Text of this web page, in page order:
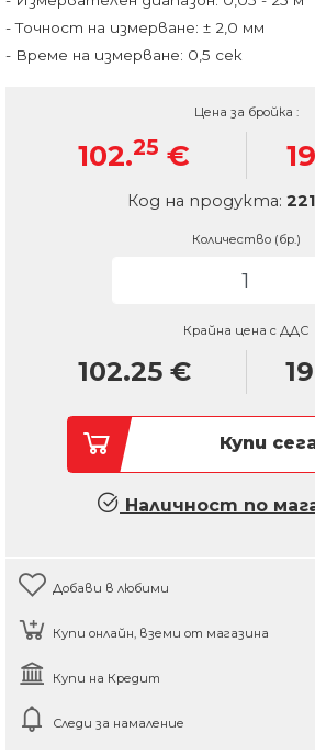
- Точност на измерване: ± 2,0 мм
- Време на измерване: 0,5 сек
Цена за бройка :
102.25 €
Код на продукта:
Количество (бр.)
Крайна цена с ДДС
102.25 €
Купи
Наличност по
Добави в любими
Купи онлайн, вземи от магазина
Купи на Кредит
Следи за намаление